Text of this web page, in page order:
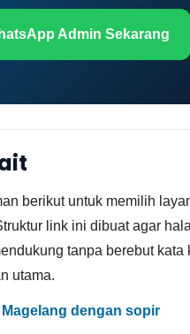
Admin Sekarang
berikut untuk memilih
link ini dibuat agar
tanpa berebut kata
utama.
Magelang dengan sopir